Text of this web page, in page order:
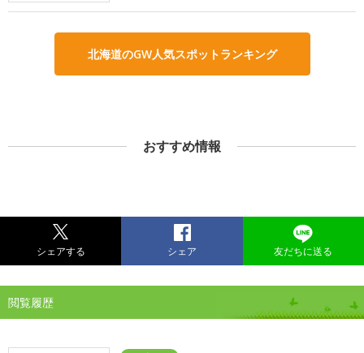
北海道のGW人気スポットランキング
おすすめ情報
シェアする シェア 友だちに送る
閲覧履歴